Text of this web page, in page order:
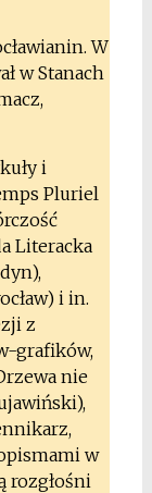
W
w Stanach
i
Pluriel
Literacka
i in.
z
grafików,
nie
w
rozgłośni